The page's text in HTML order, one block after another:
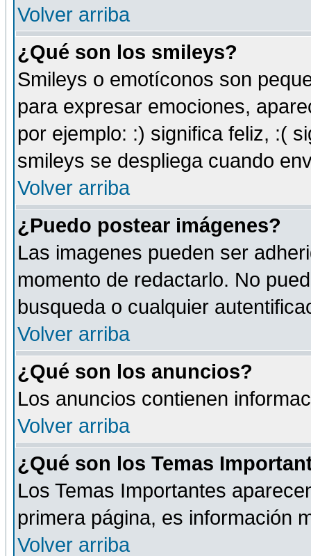
Volver arriba
¿Qué son los smileys?
Smileys o emotíconos son
para expresar emociones,
por ejemplo: :) significa feliz, :(
smileys se despliega cuando
Volver arriba
¿Puedo postear imágenes?
Las imagenes pueden ser
momento de redactarlo. No
busqueda o cualquier
Volver arriba
¿Qué son los anuncios?
Los anuncios contienen
Volver arriba
¿Qué son los Temas
Los Temas Importantes
primera página, es información
Volver arriba